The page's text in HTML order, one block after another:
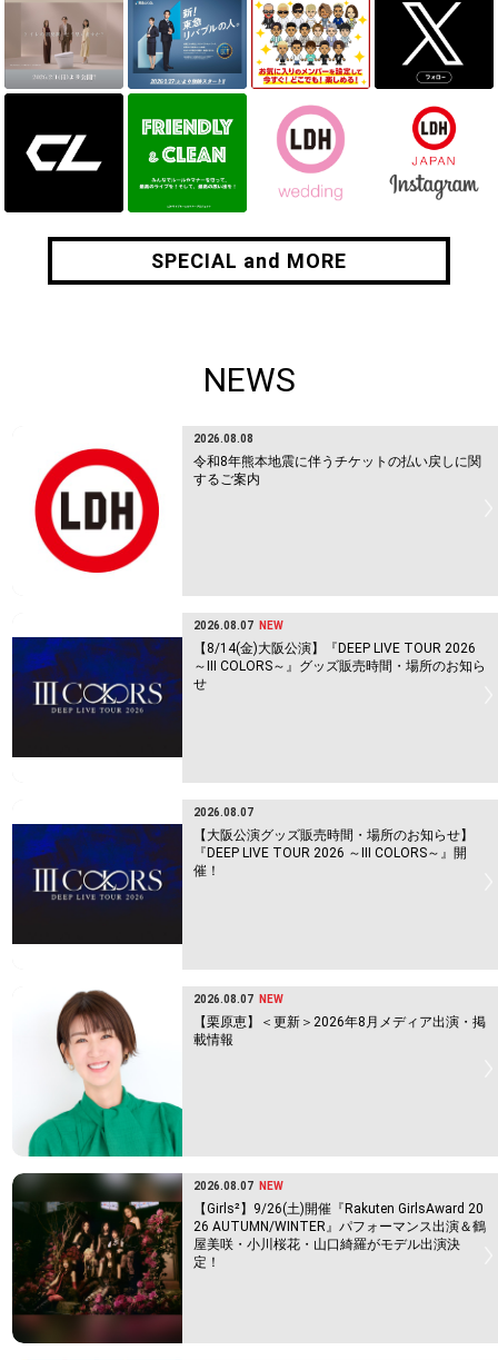
SPECIAL and MORE
SPECIAL and MORE
NEWS
2026.08.08
令和8年熊本地震に伴うチケットの払い戻しに関
するご案内
2026.08.07 NEW
【8/14(金)大阪公演】『DEEP LIVE TOUR 2026
～Ⅲ COLORS～』グッズ販売時間・場所のお知ら
せ
2026.08.07
【大阪公演グッズ販売時間・場所のお知らせ】
『DEEP LIVE TOUR 2026 ～Ⅲ COLORS～』開
催！
2026.08.07 NEW
【栗原恵】＜更新＞2026年8月メディア出演・掲
載情報
2026.08.07 NEW
【Girls²】9/26(土)開催『Rakuten GirlsAward 20
26 AUTUMN/WINTER』パフォーマンス出演＆鶴
屋美咲・小川桜花・山口綺羅がモデル出演決
定！